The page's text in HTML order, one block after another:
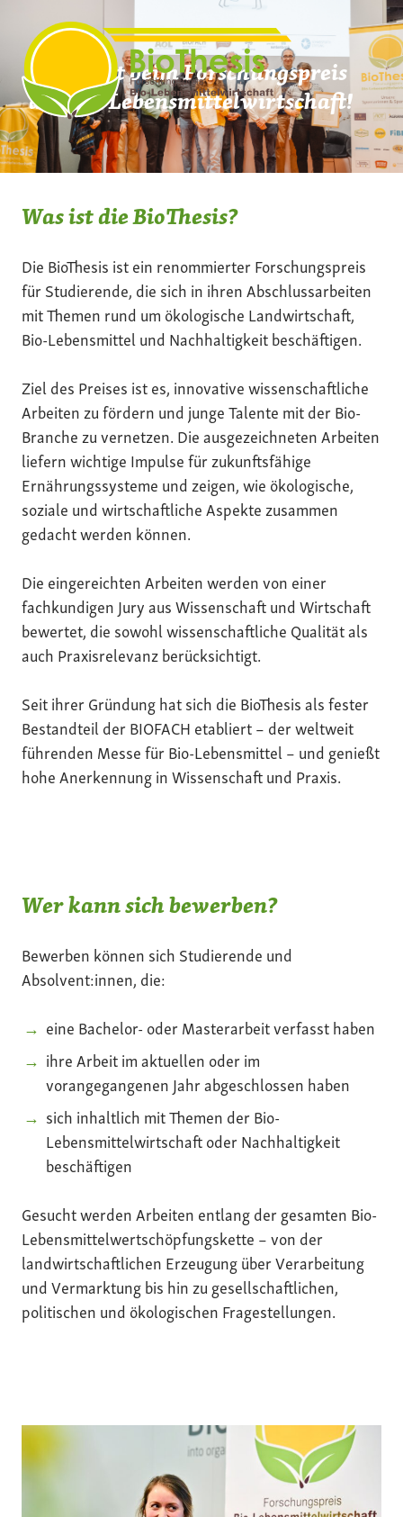
Inhalt
springenMach mit beim Forschungspreis
der Bio-Lebensmittelwirtschaft!
Was ist die BioThesis?
Die BioThesis ist ein renommierter Forschungspreis
für Studierende, die sich in ihren Abschlussarbeiten
mit Themen rund um ökologische Landwirtschaft,
Bio-Lebensmittel und Nachhaltigkeit beschäftigen.
Ziel des Preises ist es, innovative wissenschaftliche
Arbeiten zu fördern und junge Talente mit der Bio-
Branche zu vernetzen. Die ausgezeichneten Arbeiten
liefern wichtige Impulse für zukunftsfähige
Ernährungssysteme und zeigen, wie ökologische,
soziale und wirtschaftliche Aspekte zusammen
gedacht werden können.
Die eingereichten Arbeiten werden von einer
fachkundigen Jury aus Wissenschaft und Wirtschaft
bewertet, die sowohl wissenschaftliche Qualität als
auch Praxisrelevanz berücksichtigt.
Seit ihrer Gründung hat sich die BioThesis als fester
Bestandteil der BIOFACH etabliert – der weltweit
führenden Messe für Bio-Lebensmittel – und genießt
hohe Anerkennung in Wissenschaft und Praxis.
Wer kann sich bewerben?
Bewerben können sich Studierende und
Absolvent:innen, die:
eine Bachelor- oder Masterarbeit verfasst haben
ihre Arbeit im aktuellen oder im
vorangegangenen Jahr abgeschlossen haben
sich inhaltlich mit Themen der Bio-
Lebensmittelwirtschaft oder Nachhaltigkeit
beschäftigen
Gesucht werden Arbeiten entlang der gesamten Bio-
Lebensmittelwertschöpfungskette – von der
landwirtschaftlichen Erzeugung über Verarbeitung
und Vermarktung bis hin zu gesellschaftlichen,
politischen und ökologischen Fragestellungen.